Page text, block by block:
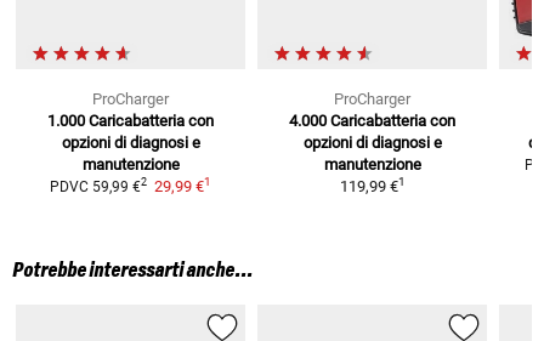
ProCharger
1.000 Caricabatteria con
opzioni di diagnosi e
manutenzione
PDVC 59,99 €2 29,99 €1
ProCharger
4.000 Caricabatteria con
opzioni di diagnosi e
manutenzione
119,99 €1
Potrebbe interessarti anche...